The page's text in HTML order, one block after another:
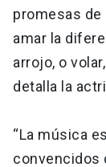
promesas de
amar la
arrojo, o
detalla la
“La música
convencidos